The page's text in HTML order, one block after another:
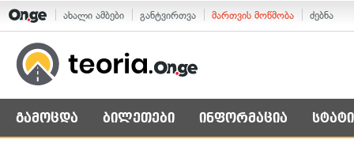
ახალი ამბები განტვირთვა მართვის მოწმობა ძებნა
გამოცდა ბილეთები ინფორმაცია